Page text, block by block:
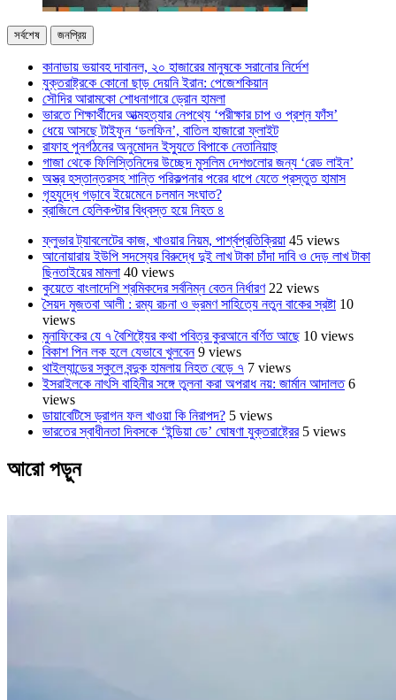
সর্বশেষ জনপ্রিয়
কানাডায় ভয়াবহ দাবানল, ২০ হাজারের মানুষকে সরানোর নির্দেশ
যুক্তরাষ্ট্রকে কোনো ছাড় দেয়নি ইরান: পেজেশকিয়ান
সৌদির আরামকো শোধনাগারে ড্রোন হামলা
ভারতে শিক্ষার্থীদের আত্মহত্যার নেপথ্যে ‘পরীক্ষার চাপ ও প্রশ্ন ফাঁস’
ধেয়ে আসছে টাইফুন ‘ডলফিন’, বাতিল হাজারো ফ্লাইট
রাফাহ পুনর্গঠনের অনুমোদন ইস্যুতে বিপাকে নেতানিয়াহু
গাজা থেকে ফিলিস্তিনিদের উচ্ছেদ মুসলিম দেশগুলোর জন্য ‘রেড লাইন’
অস্ত্র হস্তান্তরসহ শান্তি পরিকল্পনার পরের ধাপে যেতে প্রস্তুত হামাস
গৃহযুদ্ধে গড়াবে ইয়েমেনে চলমান সংঘাত?
ব্রাজিলে হেলিকপ্টার বিধ্বস্ত হয়ে নিহত ৪
ফ্লুভার ট্যাবলেটের কাজ, খাওয়ার নিয়ম, পার্শ্বপ্রতিক্রিয়া 45 views
আনোয়ারায় ইউপি সদস্যের বিরুদ্ধে দুই লাখ টাকা চাঁদা দাবি ও দেড় লাখ টাকা
ছিনতাইয়ের মামলা 40 views
কুয়েতে বাংলাদেশি শ্রমিকদের সর্বনিম্ন বেতন নির্ধারণ 22 views
সৈয়দ মুজতবা আলী : রম্য রচনা ও ভ্রমণ সাহিত্যে নতুন বাকের স্রষ্টা 10
views
মুনাফিকের যে ৭ বৈশিষ্ট্যের কথা পবিত্র কুরআনে বর্ণিত আছে 10 views
বিকাশ পিন লক হলে যেভাবে খুলবেন 9 views
থাইল্যান্ডের স্কুলে বন্দুক হামলায় নিহত বেড়ে ৭ 7 views
ইসরাইলকে নাৎসি বাহিনীর সঙ্গে তুলনা করা অপরাধ নয়: জার্মান আদালত 6
views
ডায়াবেটিসে ড্রাগন ফল খাওয়া কি নিরাপদ? 5 views
ভারতের স্বাধীনতা দিবসকে ‘ইন্ডিয়া ডে’ ঘোষণা যুক্তরাষ্ট্রের 5 views
আরো পড়ুন